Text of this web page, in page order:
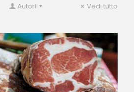
Autori Vedi tutto